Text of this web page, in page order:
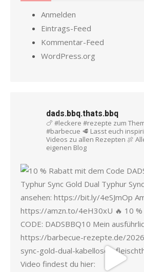
Anmelden
Eintrags-Feed
Kommentar-Feed
WordPress.org
dads.bbq.thats.bbq
🍗 #leckere #rezepte zum
#barbecue 🥩 Lasst euch
Videos zu allen Rezepten 🍖
eigenen Blog